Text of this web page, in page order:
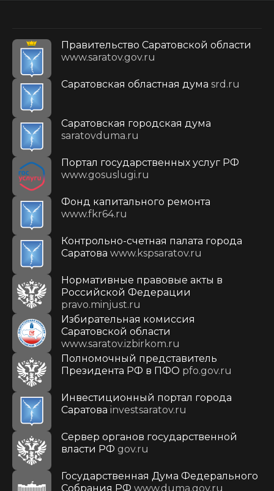
Правительство Саратовской области
www.saratov.gov.ru
Саратовская областная дума srd.ru
Саратовская городская дума
saratovduma.ru
Портал государственных услуг РФ
www.gosuslugi.ru
Фонд капитального ремонта
www.fkr64.ru
Контрольно-счетная палата города
Саратова www.kspsaratov.ru
Нормативные правовые акты в
Российской Федерации
pravo.minjust.ru
Избирательная комиссия
Саратовской области
www.saratov.izbirkom.ru
Полномочный представитель
Президента РФ в ПФО pfo.gov.ru
Инвестиционный портал города
Саратова investsaratov.ru
Сервер органов государственной
власти РФ gov.ru
Государственная Дума Федерального
Собрания РФ www.duma.gov.ru